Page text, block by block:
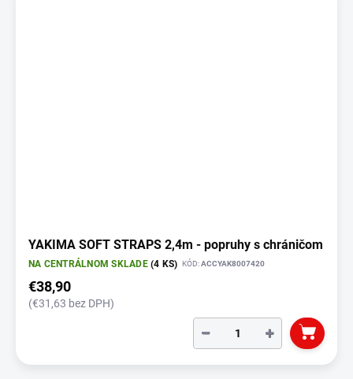
YAKIMA SOFT STRAPS 2,4m - popruhy s chráničom
NA CENTRÁLNOM SKLADE(4 KS) KÓD:ACCYAK8007420
€38,90
(€31,63 bez DPH)
+
−